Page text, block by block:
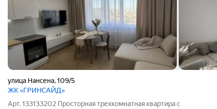
улица Нансена,109/5
ЖК «ГРИНСАЙД»
Арт. 133133202 Просторная трехкомнатная квартира с